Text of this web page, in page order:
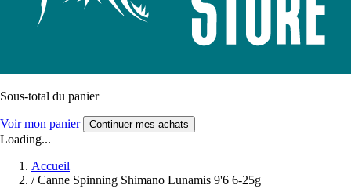
Sous-total du panier
Voir mon panier Continuer mes achats
Loading...
Accueil
/ Canne Spinning Shimano Lunamis 9'6 6-25g